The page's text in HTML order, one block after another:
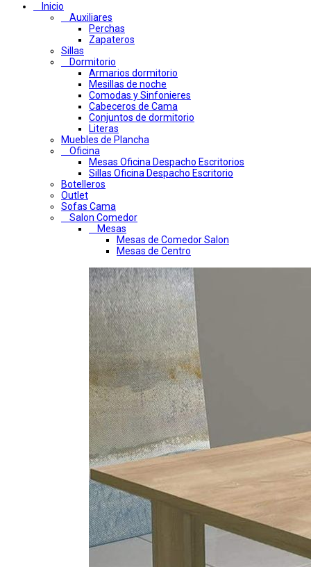
Inicio
Auxiliares
Perchas
Zapateros
Sillas
Dormitorio
Armarios dormitorio
Mesillas de noche
Comodas y Sinfonieres
Cabeceros de Cama
Conjuntos de dormitorio
Literas
Muebles de Plancha
Oficina
Mesas Oficina Despacho Escritorios
Sillas Oficina Despacho Escritorio
Botelleros
Outlet
Sofas Cama
Salon Comedor
Mesas
Mesas de Comedor Salon
Mesas de Centro